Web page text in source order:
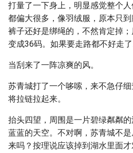
打量了一下身上，明显感觉整个
都偏大很多，像羽绒服，原本只
裤子还好是绑绳的，不然肯定掉
变成36码。如果要走路都不好走了
当刮来了一阵凉爽的风。
苏青城打了一个哆嗦，来不急仔
将拉链拉起来。
抬头四望，周围是一片碧绿粼粼
蓝蓝的天空。不对啊，苏青城不
来吗？按理说应该掉到湖水里面